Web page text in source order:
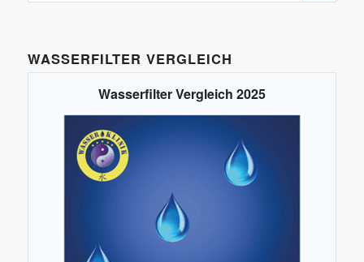
WASSERFILTER VERGLEICH
Wasserfilter Vergleich 2025